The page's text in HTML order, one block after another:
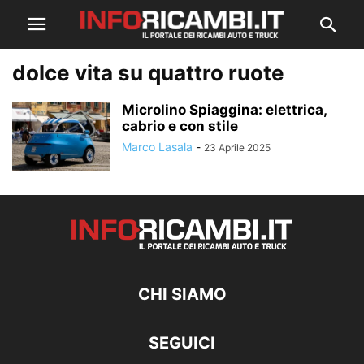
dolce vita su quattro ruote
Microlino Spiaggina: elettrica,
cabrio e con stile
Marco Lasala - 23 Aprile 2025
CHI SIAMO
SEGUICI